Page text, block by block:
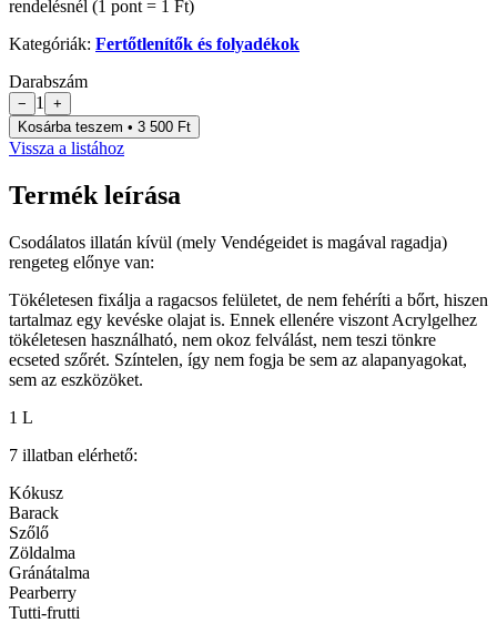
rendelésnél (1 pont = 1 Ft)
Kategóriák: Fertőtlenítők és folyadékok
Darabszám
− 1
+
Kosárba teszem • 3 500 Ft
Vissza a listához
Termék leírása
Csodálatos illatán kívül (mely Vendégeidet is magával ragadja)
rengeteg előnye van:
Tökéletesen fixálja a ragacsos felületet, de nem fehéríti a bőrt, hiszen
tartalmaz egy kevéske olajat is. Ennek ellenére viszont Acrylgelhez
tökéletesen használható, nem okoz felválást, nem teszi tönkre
ecseted szőrét. Színtelen, így nem fogja be sem az alapanyagokat,
sem az eszközöket.
1 L
7 illatban elérhető:
Kókusz
Barack
Szőlő
Zöldalma
Gránátalma
Pearberry
Tutti-frutti